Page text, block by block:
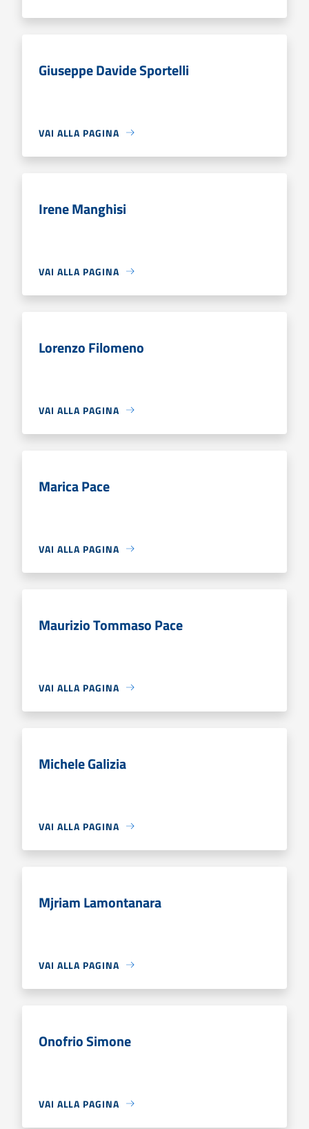
Giuseppe Davide Sportelli
VAI ALLA PAGINA
Irene Manghisi
VAI ALLA PAGINA
Lorenzo Filomeno
VAI ALLA PAGINA
Marica Pace
VAI ALLA PAGINA
Maurizio Tommaso Pace
VAI ALLA PAGINA
Michele Galizia
VAI ALLA PAGINA
Mjriam Lamontanara
VAI ALLA PAGINA
Onofrio Simone
VAI ALLA PAGINA